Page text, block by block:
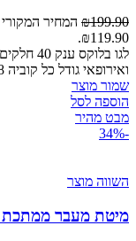
₪199.90 המחיר המקורי היה:
₪119.90.
לגו
ואירופאי גודל כל קוביה 6.8 ס"מ ישנם קוביות כפולות
שמור מוצר
הוספה לסל
מבט מהיר
-34%
השווה מוצר
מיטת מעבר ממתכת